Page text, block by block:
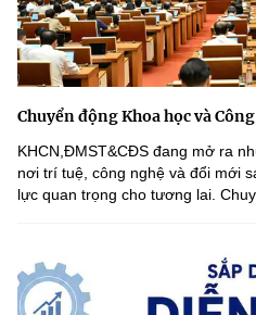
Chuyển động Khoa học và
KHCN,ĐMST&CĐS đang mở ra
nơi trí tuệ, công nghệ và đổi mới
lực quan trọng cho tương lai.